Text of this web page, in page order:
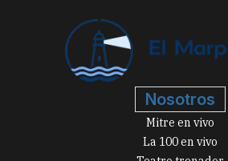
Nosotros
Mitre en vivo
La 100 en vivo